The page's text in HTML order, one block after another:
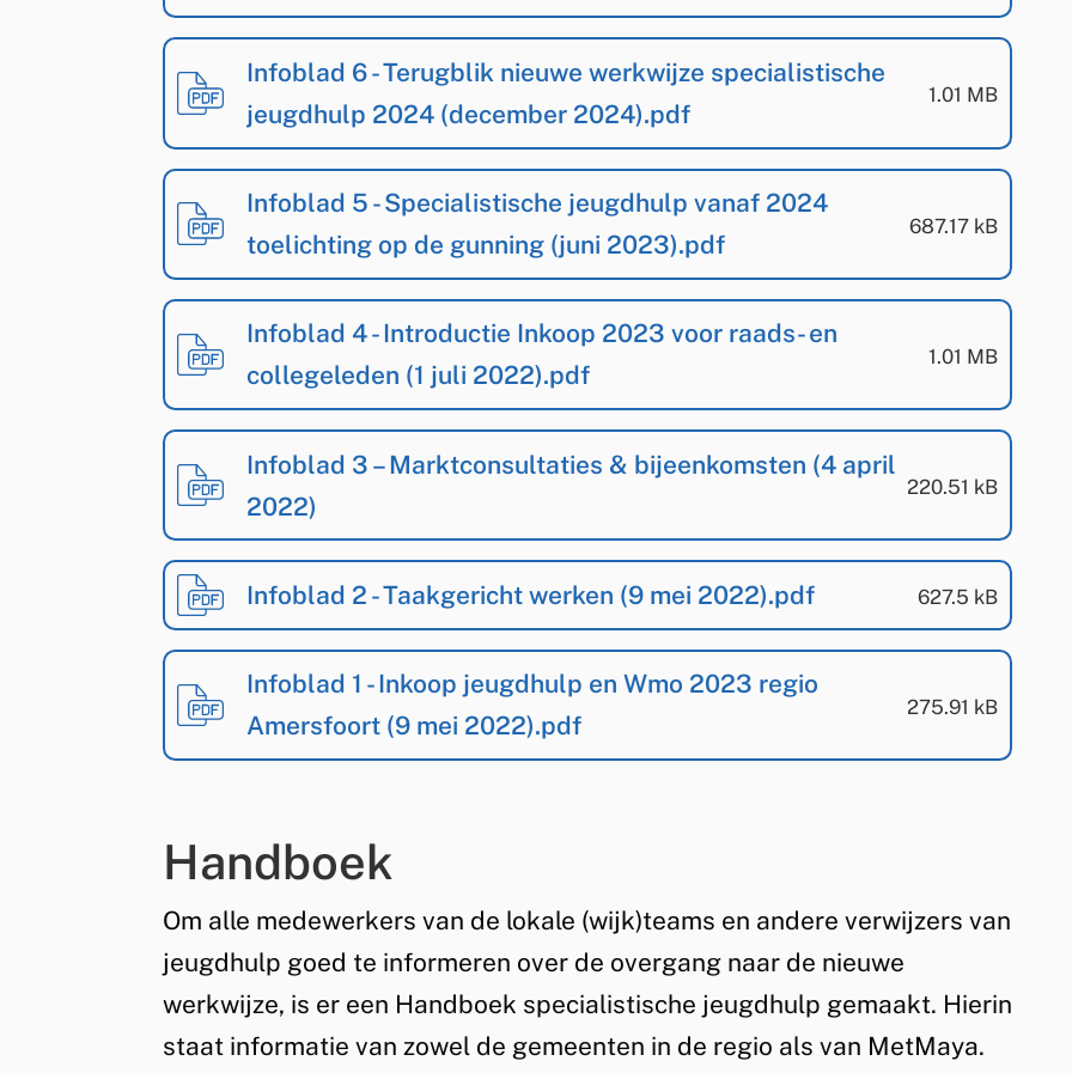
Infoblad 6 - Terugblik nieuwe werkwijze specialistische
jeugdhulp 2024 (december 2024).pdf
(
PDF
-
1.01 MB
Infoblad 5 - Specialistische jeugdhulp vanaf 2024
toelichting op de gunning (juni 2023).pdf
(
PDF
-
687.17 kB
Infoblad 4 - Introductie Inkoop 2023 voor raads- en
collegeleden (1 juli 2022).pdf
(
PDF
-
1.01 MB
Infoblad 3 – Marktconsultaties & bijeenkomsten (4 april
2022)
(
PDF
-
220.51 kB
Infoblad 2 - Taakgericht werken (9 mei 2022).pdf (
PDF
-
627.5 kB
Infoblad 1 - Inkoop jeugdhulp en Wmo 2023 regio
Amersfoort (9 mei 2022).pdf
(
PDF
-
275.91 kB
Handboek
Om alle medewerkers van de lokale (wijk)teams en andere verwijzers van
jeugdhulp goed te informeren over de overgang naar de nieuwe
werkwijze, is er een Handboek specialistische jeugdhulp gemaakt. Hierin
staat informatie van zowel de gemeenten in de regio als van MetMaya.